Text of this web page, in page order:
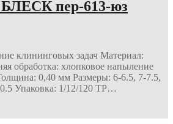
пер-613-юз
клининговых задач Материал:
обработка: хлопковое напыление
0,40 мм Размеры: 6-6.5, 7-7.5,
Упаковка: 1/12/120 ТР…